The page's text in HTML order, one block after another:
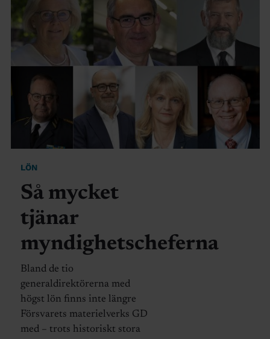
LÖN
Så mycket
tjänar
myndighetscheferna
Bland de tio
generaldirektörerna med
högst lön finns inte längre
Försvarets materielverks GD
med – trots historiskt stora